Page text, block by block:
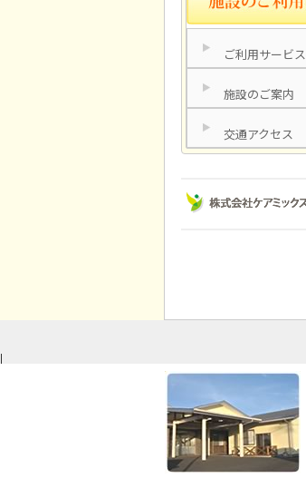
ご利用サービス
施設のご案内
交通アクセス
|